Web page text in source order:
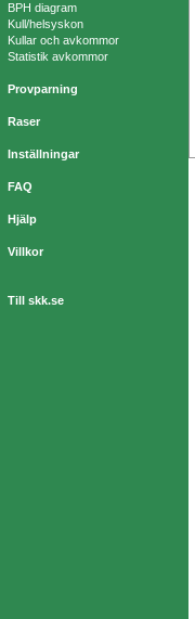
BPH diagram
Kull/helsyskon
Kullar och avkommor
Statistik avkommor
Provparning
Raser
Inställningar
FAQ
Hjälp
Villkor
Till skk.se